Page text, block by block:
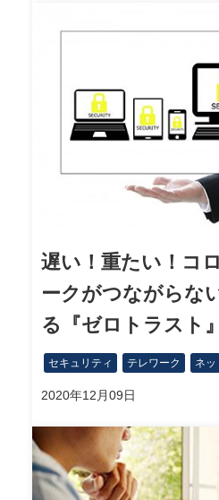
遅い！重たい！コ
ークがつながらない 問題を解消
る『ゼロトラスト』
セキュリティ テレワーク ネッ
2020年12月09日